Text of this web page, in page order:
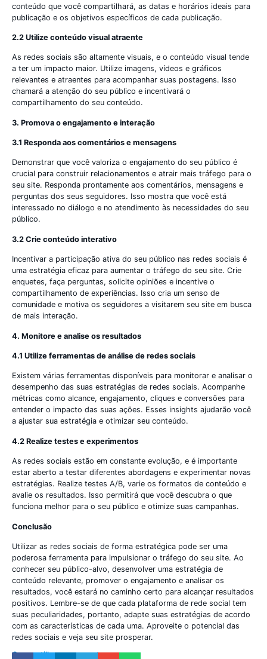
conteúdo que você compartilhará, as datas e horários ideais para
publicação e os objetivos específicos de cada publicação.
2.2 Utilize conteúdo visual atraente
As redes sociais são altamente visuais, e o conteúdo visual tende
a ter um impacto maior. Utilize imagens, vídeos e gráficos
relevantes e atraentes para acompanhar suas postagens. Isso
chamará a atenção do seu público e incentivará o
compartilhamento do seu conteúdo.
3. Promova o engajamento e interação
3.1 Responda aos comentários e mensagens
Demonstrar que você valoriza o engajamento do seu público é
crucial para construir relacionamentos e atrair mais tráfego para o
seu site. Responda prontamente aos comentários, mensagens e
perguntas dos seus seguidores. Isso mostra que você está
interessado no diálogo e no atendimento às necessidades do seu
público.
3.2 Crie conteúdo interativo
Incentivar a participação ativa do seu público nas redes sociais é
uma estratégia eficaz para aumentar o tráfego do seu site. Crie
enquetes, faça perguntas, solicite opiniões e incentive o
compartilhamento de experiências. Isso cria um senso de
comunidade e motiva os seguidores a visitarem seu site em busca
de mais interação.
4. Monitore e analise os resultados
4.1 Utilize ferramentas de análise de redes sociais
Existem várias ferramentas disponíveis para monitorar e analisar o
desempenho das suas estratégias de redes sociais. Acompanhe
métricas como alcance, engajamento, cliques e conversões para
entender o impacto das suas ações. Esses insights ajudarão você
a ajustar sua estratégia e otimizar seu conteúdo.
4.2 Realize testes e experimentos
As redes sociais estão em constante evolução, e é importante
estar aberto a testar diferentes abordagens e experimentar novas
estratégias. Realize testes A/B, varie os formatos de conteúdo e
avalie os resultados. Isso permitirá que você descubra o que
funciona melhor para o seu público e otimize suas campanhas.
Conclusão
Utilizar as redes sociais de forma estratégica pode ser uma
poderosa ferramenta para impulsionar o tráfego do seu site. Ao
conhecer seu público-alvo, desenvolver uma estratégia de
conteúdo relevante, promover o engajamento e analisar os
resultados, você estará no caminho certo para alcançar resultados
positivos. Lembre-se de que cada plataforma de rede social tem
suas peculiaridades, portanto, adapte suas estratégias de acordo
com as características de cada uma. Aproveite o potencial das
redes sociais e veja seu site prosperar.
Compartilhe nosso post: